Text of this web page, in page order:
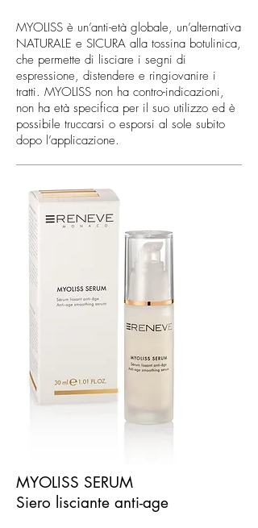
MYOLISS è un’anti-età globale, un’alternativa
NATURALE e SICURA alla tossina botulinica,
che permette di lisciare i segni di
espressione, distendere e ringiovanire i
tratti. MYOLISS non ha contro-indicazioni,
non ha età specifica per il suo utilizzo ed è
possibile truccarsi o esporsi al sole subito
dopo l’applicazione.
MYOLISS SERUM
Siero lisciante anti-age